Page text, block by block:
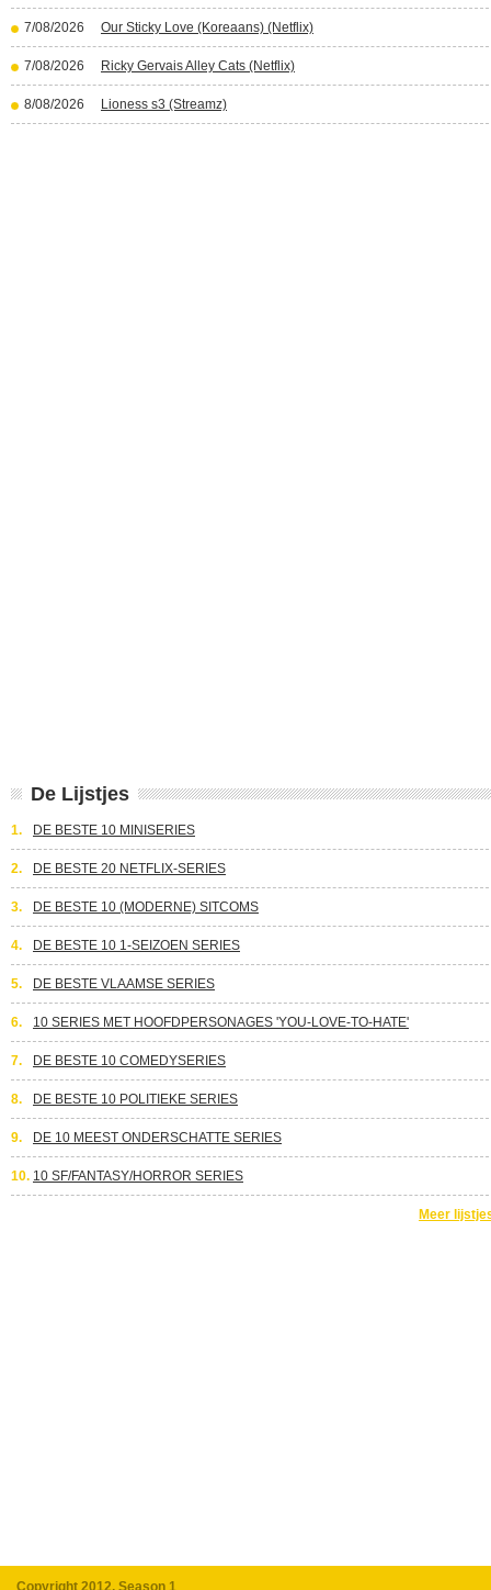
7/08/2026 Our Sticky Love (Koreaans) (Netflix)
7/08/2026 Ricky Gervais Alley Cats (Netflix)
8/08/2026 Lioness s3 (Streamz)
De Lijstjes
1. DE BESTE 10 MINISERIES
2. DE BESTE 20 NETFLIX-SERIES
3. DE BESTE 10 (MODERNE) SITCOMS
4. DE BESTE 10 1-SEIZOEN SERIES
5. DE BESTE VLAAMSE SERIES
6. 10 SERIES MET HOOFDPERSONAGES 'YOU-LOVE-TO-HATE'
7. DE BESTE 10 COMEDYSERIES
8. DE BESTE 10 POLITIEKE SERIES
9. DE 10 MEEST ONDERSCHATTE SERIES
10. 10 SF/FANTASY/HORROR SERIES
Meer
Copyright 2012, Season 1